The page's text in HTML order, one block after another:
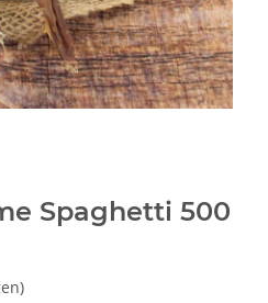
Spaghetti 500